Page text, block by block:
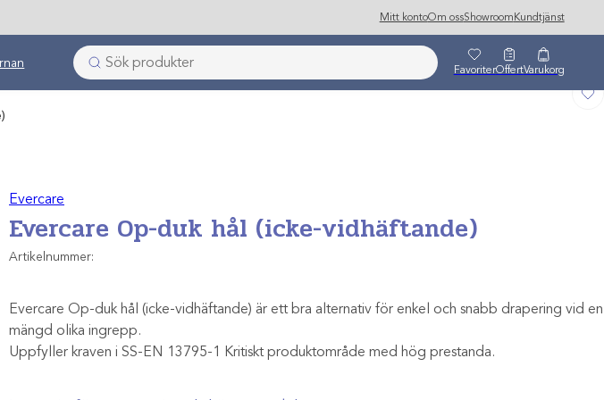
Mitt kontoOm ossShowroom Kundtjänst
FavoriterOffertVarukorg
Evercare
Evercare Op-duk hål (icke-vidhäftande)
Artikelnummer:
Evercare Op-duk hål (icke-vidhäftande) är ett bra alternativ för enkel och snabb drapering vid en
mängd olika ingrepp.
Uppfyller kraven i SS-EN 13795-1 Kritiskt produktområde med hög prestanda.